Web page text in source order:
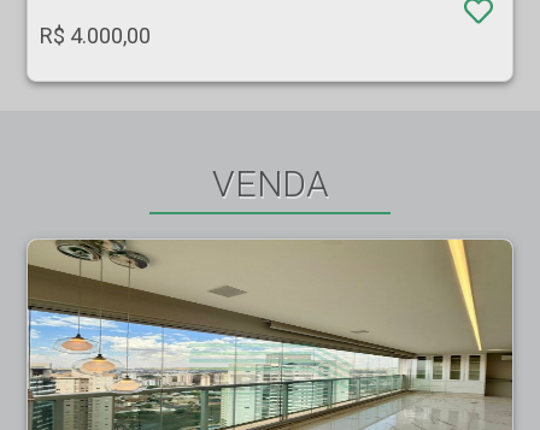
R$ 4.000,00
VENDA